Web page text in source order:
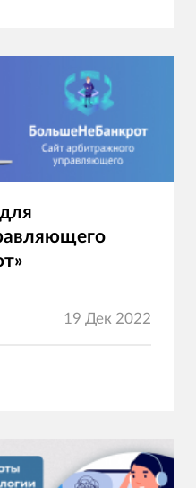
19 Дек 2022